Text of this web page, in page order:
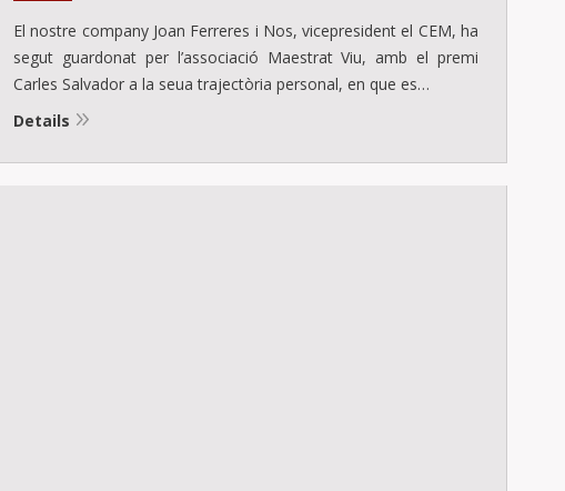
El nostre company Joan Ferreres i Nos, vicepresident el CEM, ha
segut guardonat per l’associació Maestrat Viu, amb el premi
Carles Salvador a la seua trajectòria personal, en que es…
Details